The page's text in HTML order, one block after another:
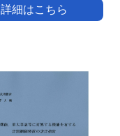
詳細はこちら